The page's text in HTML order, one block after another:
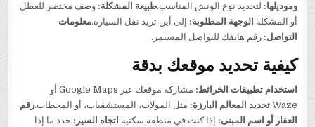
وموديلها: لتحديد نوع الونش المناسب.طبيعة المشكلة: وصف مختصر للعطل
أو المشكلة. الوجهة المطلوبة: إلى أين تريد نقل السيارة.معلومات
التواصل: رقم هاتفك للتواصل المستمر.
كيفية تحديد موقعك بدقة
استخدام تطبيقات الخرائط:
مشاركة موقعك عبر Google Maps أو
Waze. تحديد المعالم البارزة: مثل المولات، المستشفيات، أو المحطات.رقم
العقار أو اسم المبنى: إذا كنت في منطقة سكنية. اتجاه السير: حدد ما إذا